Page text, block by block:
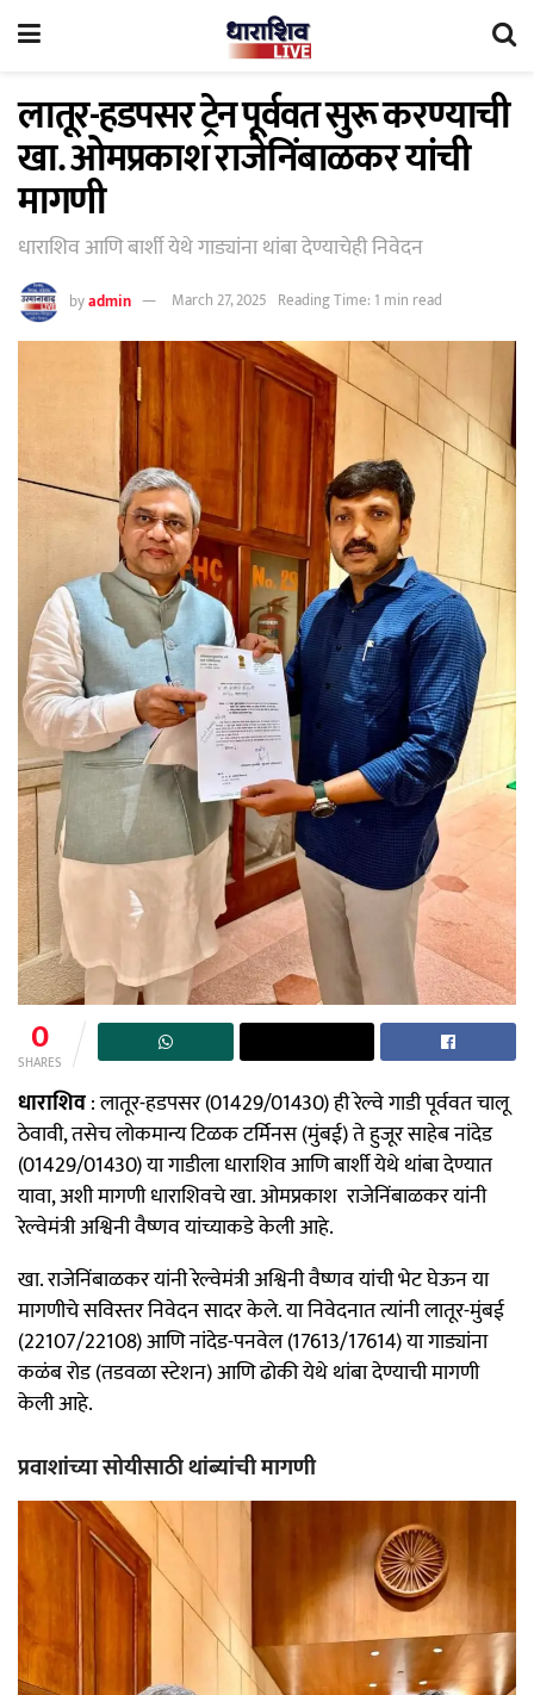
लातूर-हडपसर ट्रेन पूर्ववत सुरू करण्याची
खा. ओमप्रकाश राजेनिंबाळकर यांची
मागणी
धाराशिव आणि बार्शी येथे गाड्यांना थांबा देण्याचेही निवेदन
byadmin March 27, 2025 Reading Time: 1 min read
0
SHARES
धाराशिव: लातूर-हडपसर (01429/01430) ही रेल्वे गाडी पूर्ववत चालू
ठेवावी, तसेच लोकमान्य टिळक टर्मिनस (मुंबई) ते हुजूर साहेब नांदेड
(01429/01430) या गाडीला धाराशिव आणि बार्शी येथे थांबा देण्यात
यावा, अशी मागणी धाराशिवचे खा. ओमप्रकाश राजेनिंबाळकर यांनी
रेल्वेमंत्री अश्विनी वैष्णव यांच्याकडे केली आहे.
खा. राजेनिंबाळकर यांनी रेल्वेमंत्री अश्विनी वैष्णव यांची भेट घेऊन या
मागणीचे सविस्तर निवेदन सादर केले. या निवेदनात त्यांनी लातूर-मुंबई
(22107/22108) आणि नांदेड-पनवेल (17613/17614) या गाड्यांना
कळंब रोड (तडवळा स्टेशन) आणि ढोकी येथे थांबा देण्याची मागणी
केली आहे.
प्रवाशांच्या सोयीसाठी थांब्यांची मागणी